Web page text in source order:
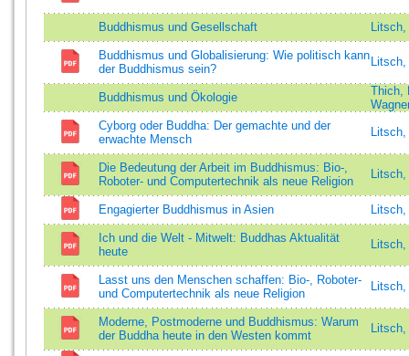
Buddhismus und Gesellschaft
Buddhismus und Globalisierung: Wie politisch kann
der Buddhismus sein?
Buddhismus und Ökologie
Thich,
Cyborg oder Buddha: Der gemachte und der
erwachte Mensch
Die Bedeutung der Arbeit im Buddhismus: Bio-,
Roboter- und Computertechnik als neue Religion
Engagierter Buddhismus in Asien
Ich und die Welt - Mitwelt: Buddhas Aktualität
heute
Lasst uns den Menschen schaffen: Bio-, Roboter-
und Computertechnik als neue Religion
Moderne, Postmoderne und Buddhismus: Warum
der Buddha heute in den Westen kommt